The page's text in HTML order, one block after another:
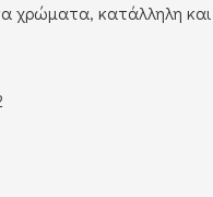
χρώματα, κατάλληλη και